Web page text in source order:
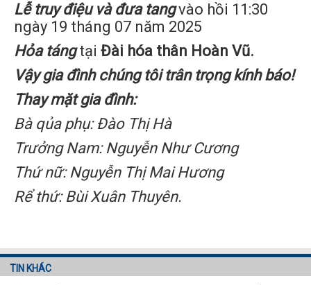
Lễ truy điệu và đưa tang vào hồi 11:30
ngày 19 tháng 07 năm 2025
Hỏa tángtại Đài hóa thân Hoàn Vũ.
Vậy gia đình chúng tôi trân trọng kính báo!
Thay mặt gia đình:
Bà qủa phụ: Đào Thị Hà
Trưởng Nam: Nguyễn Như Cương
Thứ nữ: Nguyễn ThịMai Hương
Rể thứ: Bùi Xuân Thuyên.
TIN KHÁC